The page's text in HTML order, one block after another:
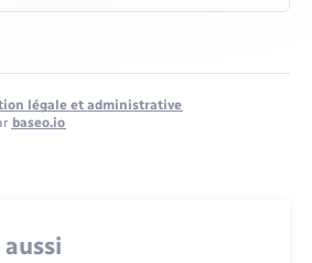
légale et administrative
baseo.io